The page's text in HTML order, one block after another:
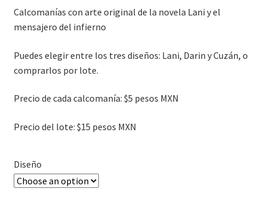
Calcomanías con arte original de la novela Lani y el
mensajero del infierno
Puedes elegir entre los tres diseños: Lani, Darin y Cuzán, o
comprarlos por lote.
Precio de cada calcomanía: $5 pesos MXN
Precio del lote: $15 pesos MXN
Diseño